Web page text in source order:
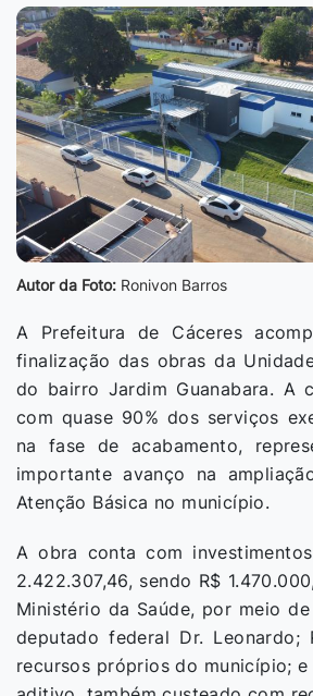
Autor da Foto: Ronivon Barros
A Prefeitura de Cáceres
finalização das obras da
do bairro Jardim Guanabara. A
com quase 90% dos serviços
na fase de acabamento,
importante avanço na
Atenção Básica no município.
A obra conta com
2.422.307,46, sendo R$
Ministério da Saúde, por meio
deputado federal Dr. Leonardo;
recursos próprios do município;